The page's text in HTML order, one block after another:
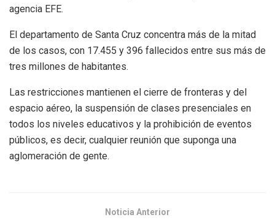
agencia EFE.
El departamento de Santa Cruz concentra más de la mitad
de los casos, con 17.455 y 396 fallecidos entre sus más de
tres millones de habitantes.
Las restricciones mantienen el cierre de fronteras y del
espacio aéreo, la suspensión de clases presenciales en
todos los niveles educativos y la prohibición de eventos
públicos, es decir, cualquier reunión que suponga una
aglomeración de gente.
Noticia Anterior